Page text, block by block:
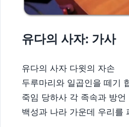
유다의 사자: 가사
유다의 사자 다윗의 자손
두루마리와 일곱인을 떼기
죽임 당하사 각 족속과 방언
백성과 나라 가운데 우리를